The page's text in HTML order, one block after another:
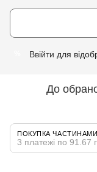
Ввійти для
До
ПОКУПКА ЧАСТИНАМИ
3 платежі по 91.67